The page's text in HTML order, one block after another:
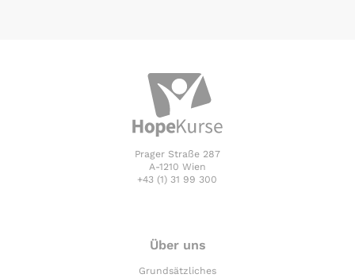
Prager Straße 287
A-1210 Wien
+43 (1) 31 99 300
Über uns
Grundsätzliches